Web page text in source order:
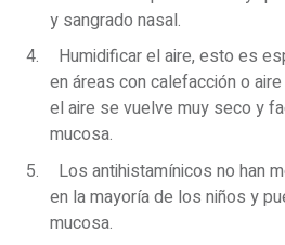
y sangrado nasal.
Humidificar el aire, esto es
en áreas con calefacción o
el aire se vuelve muy seco y
mucosa.
Los antihistamínicos no han
en la mayoría de los niños y
mucosa.